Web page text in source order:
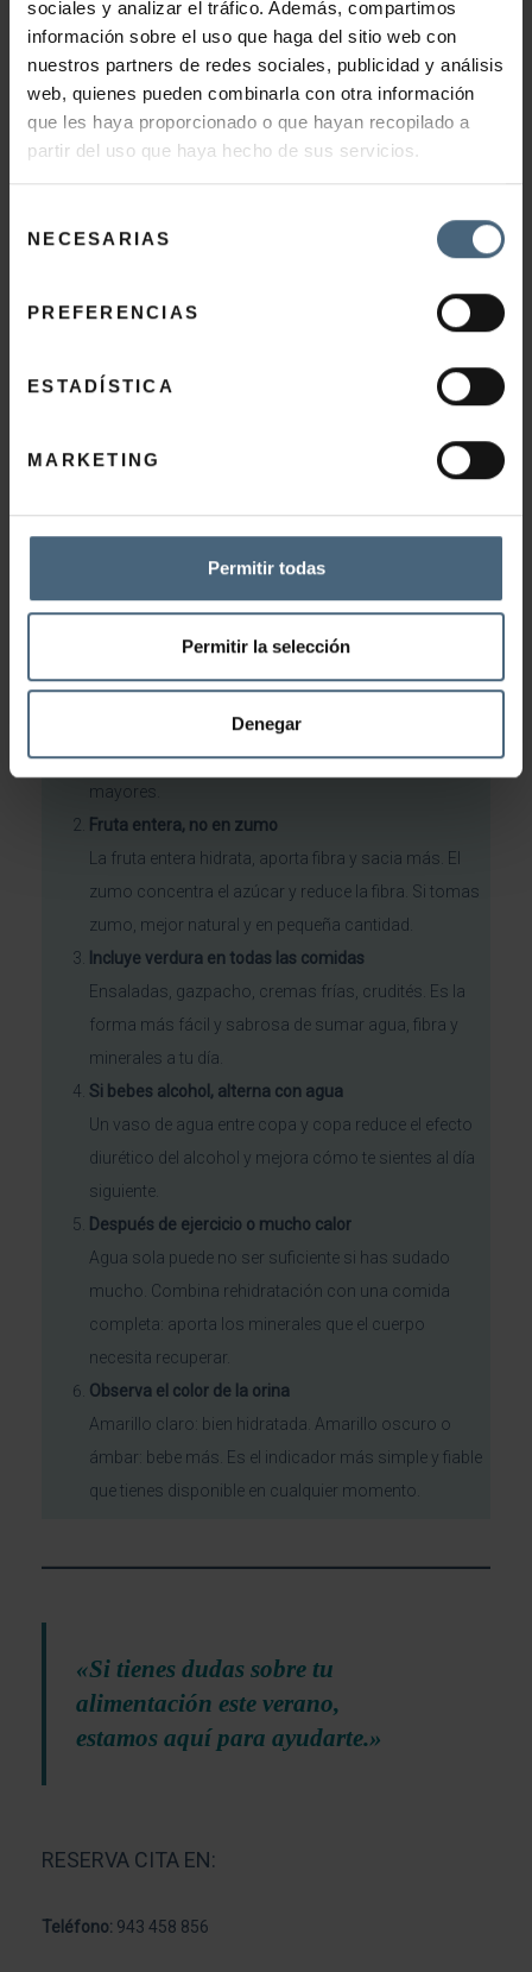
sociales y analizar el tráfico. Además, compartimos
información sobre el uso que haga del sitio web con
nuestros partners de redes sociales, publicidad y análisis
web, quienes pueden combinarla con otra información
que les haya proporcionado o que hayan recopilado a
partir del uso que haya hecho de sus servicios.
NECESARIAS
PREFERENCIAS
ESTADÍSTICA
MARKETING
Permitir todas
Permitir la selección
Denegar
Equilibrio del pH y función digestiva
¿Necesito suplementos?
En la mayoría de los casos, no. Una
de sal de calidad suele ser suficiente. Solo en casos de
sudoración intensa y prolongada, o actividad física exigente,
Bebe agua de forma repartida.
No esperes a tener mucha sed. En verano el
mecanismo de la sed puede ir un paso por detrás de
la deshidratación real, especialmente en personas
mayores.
Fruta entera, no en zumo
La fruta entera hidrata, aporta fibra y sacia más. El
zumo concentra el azúcar y reduce la fibra. Si tomas
zumo, mejor natural y en pequeña cantidad.
Incluye verdura en todas las comidas
Ensaladas, gazpacho, cremas frías, crudités. Es la
forma más fácil y sabrosa de sumar agua, fibra y
minerales a tu día.
Si bebes alcohol, alterna con agua
Un vaso de agua entre copa y copa reduce el efecto
diurético del alcohol y mejora cómo te sientes al día
siguiente.
Después de ejercicio o mucho calor
Agua sola puede no ser suficiente si has sudado
mucho. Combina rehidratación con una comida
completa: aporta los minerales que el cuerpo
necesita recuperar.
Observa el color de la orina
Amarillo claro: bien hidratada. Amarillo oscuro o
ámbar: bebe más. Es el indicador más simple y fiable
que tienes disponible en cualquier momento.
«Si tienes dudas sobre tu
alimentación este verano,
estamos aquí para ayudarte.»
RESERVA CITA EN:
Teléfono: 943 458 856